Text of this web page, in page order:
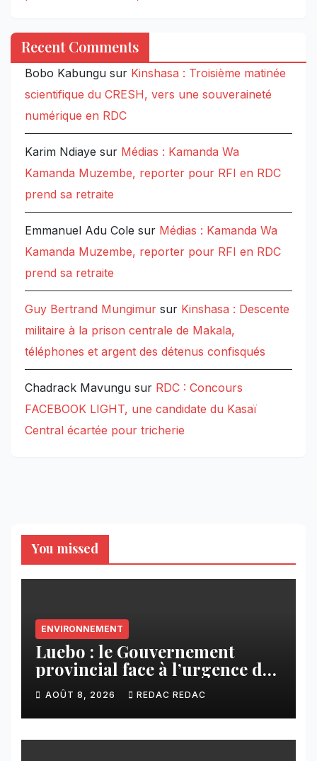
Recent Comments
Bobo Kabungu sur Kinshasa : Troisième matinée
scientifique du CRESH, vers une souveraineté
numérique en RDC
Karim Ndiaye sur Médias : Kamanda Wa
Kamanda Muzembe, reporter pour RFI en RDC
prend sa retraite
Emmanuel Adu Cole sur Médias : Kamanda Wa
Kamanda Muzembe, reporter pour RFI en RDC
prend sa retraite
Guy Bertrand Mungimur sur Kinshasa : Descente
militaire à la prison centrale de Makala,
téléphones et argent des détenus confisqués
Chadrack Mavungu sur RDC : Concours
FACEBOOK LIGHT, une candidate du Kasaï
Central écartée pour tricherie
You missed
ENVIRONNEMENT
Luebo : le Gouvernement
provincial face à l’urgence des
érosions qui menacent la cité
AOÛT 8, 2026 REDAC REDAC